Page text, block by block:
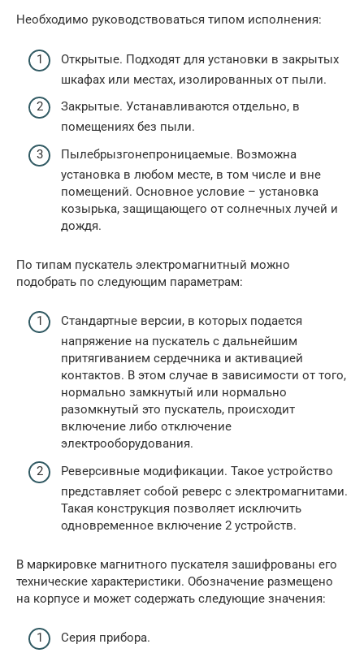
Необходимо руководствоваться типом исполнения:
Открытые. Подходят для установки в закрытых
шкафах или местах, изолированных от пыли.
Закрытые. Устанавливаются отдельно, в
помещениях без пыли.
Пылебрызгонепроницаемые. Возможна
установка в любом месте, в том числе и вне
помещений. Основное условие – установка
козырька, защищающего от солнечных лучей и
дождя.
По типам пускатель электромагнитный можно
подобрать по следующим параметрам:
Стандартные версии, в которых подается
напряжение на пускатель с дальнейшим
притягиванием сердечника и активацией
контактов. В этом случае в зависимости от того,
нормально замкнутый или нормально
разомкнутый это пускатель, происходит
включение либо отключение
электрооборудования.
Реверсивные модификации. Такое устройство
представляет собой реверс с электромагнитами.
Такая конструкция позволяет исключить
одновременное включение 2 устройств.
В маркировке магнитного пускателя зашифрованы его
технические характеристики. Обозначение размещено
на корпусе и может содержать следующие значения:
Серия прибора.